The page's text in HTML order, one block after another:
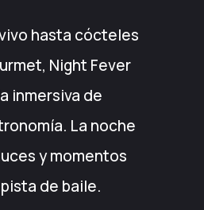
hasta cócteles
Night Fever
inmersiva de
La noche
y momentos
de baile.